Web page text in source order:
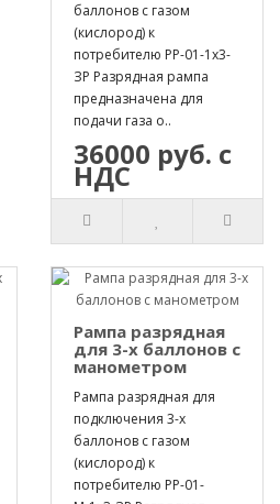
баллонов с газом
(кислород) к
потребителю РР-01-1х3-
ЗР Разрядная рампа
предназначена для
подачи газа о..
36000 руб. с
НДС
Рампа разрядная
для 3-х баллонов с
манометром
Рампа разрядная для
подключения 3-х
баллонов с газом
(кислород) к
потребителю РР-01-